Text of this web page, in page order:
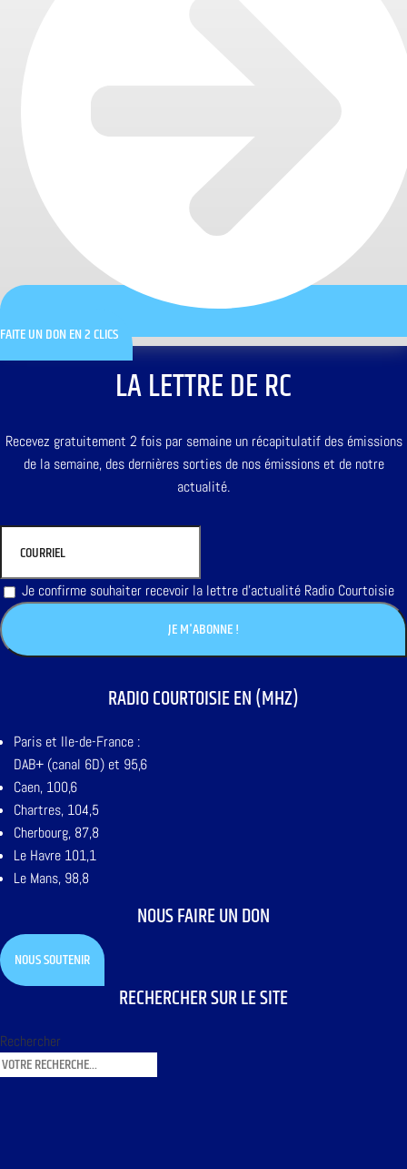
FAITE UN DON EN 2 CLICS
LA LETTRE DE RC
Recevez gratuitement 2 fois par semaine un récapitulatif des émissions
de la semaine, des dernières sorties de nos émissions et de notre
actualité.
Je confirme souhaiter recevoir la lettre d'actualité Radio Courtoisie
RADIO COURTOISIE EN (MHZ)
Paris et Ile-de-France :
DAB+ (canal 6D) et 95,6
Caen, 100,6
Chartres, 104,5
Cherbourg, 87,8
Le Havre 101,1
Le Mans, 98,8
NOUS FAIRE UN DON
NOUS SOUTENIR
RECHERCHER SUR LE SITE
Rechercher